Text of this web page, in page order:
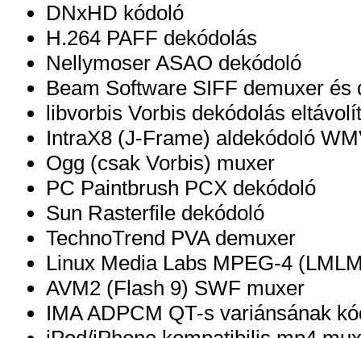
DNxHD kódoló
H.264 PAFF dekódolás
Nellymoser ASAO dekódoló
Beam Software SIFF demuxer és
libvorbis Vorbis dekódolás
IntraX8 (J-Frame) aldekódoló
Ogg (csak Vorbis) muxer
PC Paintbrush PCX dekódoló
Sun Rasterfile dekódoló
TechnoTrend PVA demuxer
Linux Media Labs MPEG-4
AVM2 (Flash 9) SWF muxer
IMA ADPCM QT-s variánsának